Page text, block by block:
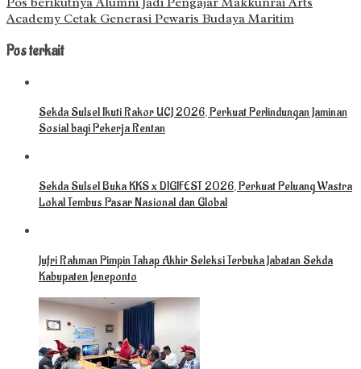
Academy Cetak Generasi Pewaris Budaya Maritim
Pos terkait
Sekda Sulsel Ikuti Rakor UCJ 2026, Perkuat Perlindungan Jaminan
Sosial bagi Pekerja Rentan
Sekda Sulsel Buka KKS x DIGIFEST 2026, Perkuat Peluang Wastra
Lokal Tembus Pasar Nasional dan Global
Jufri Rahman Pimpin Tahap Akhir Seleksi Terbuka Jabatan Sekda
Kabupaten Jeneponto